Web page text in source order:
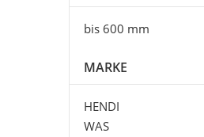
bis 600 mm
MARKE
HENDI
WAS